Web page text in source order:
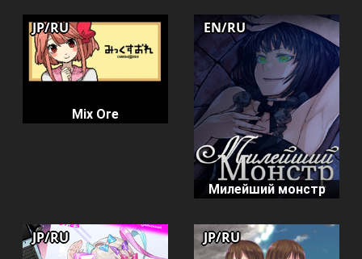
Mix Ore
JP/RU
Милейший монстр
EN/RU
JP/RU JP/RU